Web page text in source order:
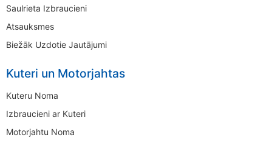
Saulrieta Izbraucieni
Atsauksmes
Biežāk Uzdotie Jautājumi
Kuteri un Motorjahtas
Kuteru Noma
Izbraucieni ar Kuteri
Motorjahtu Noma